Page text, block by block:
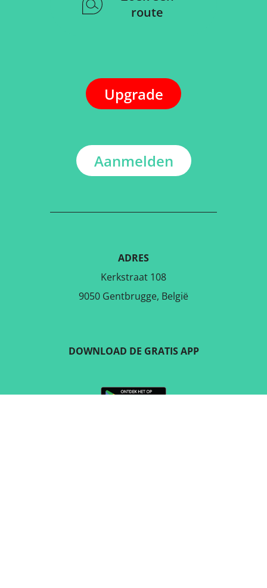
route
Upgrade
Aanmelden
ADRES
Kerkstraat 108
9050 Gentbrugge, België
DOWNLOAD DE GRATIS APP